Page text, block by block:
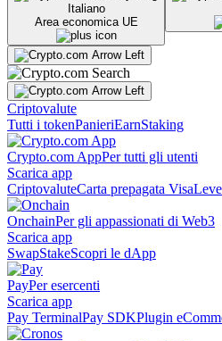
Italiano
Area economica UE
Criptovalute
Tutti i tokenPanieriEarnStaking
Crypto.com AppPer tutti gli utenti
Scarica app
CriptovaluteCarta prepagata Visa
OnchainPer gli appassionati di Web3
Scarica app
SwapStakeScopri le dApp
PayPer esercenti
Scarica app
Pay TerminalPay SDKPlugin